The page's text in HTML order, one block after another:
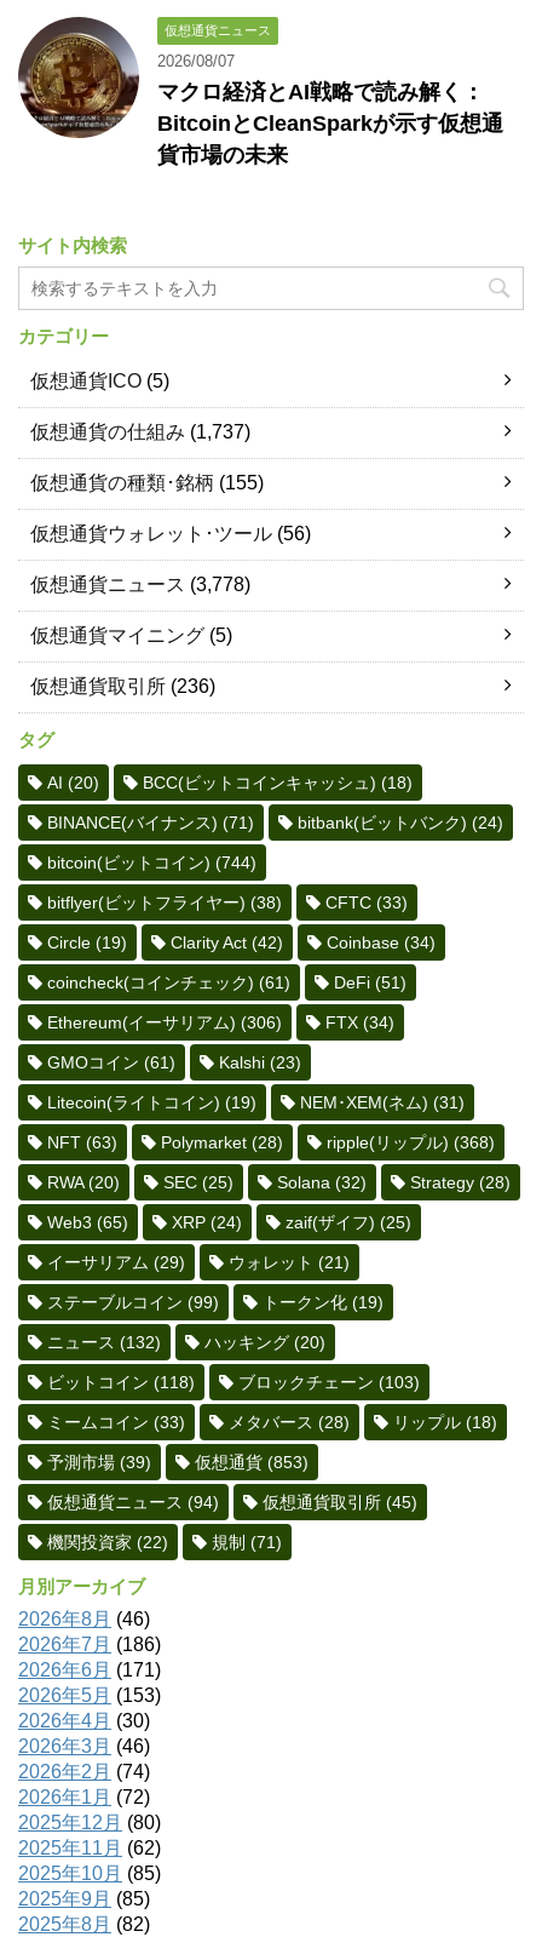
仮想通貨ニュース
2026/08/07
マクロ経済とAI戦略で読み解く：
BitcoinとCleanSparkが示す仮想通
貨市場の未来
サイト内検索
カテゴリー
仮想通貨ICO (5)
仮想通貨の仕組み (1,737)
仮想通貨の種類･銘柄 (155)
仮想通貨ウォレット･ツール (56)
仮想通貨ニュース (3,778)
仮想通貨マイニング (5)
仮想通貨取引所 (236)
タグ
AI (20) BCC(ビットコインキャッシュ) (18)
BINANCE(バイナンス) (71) bitbank(ビットバンク) (24)
bitcoin(ビットコイン) (744)
bitflyer(ビットフライヤー) (38) CFTC (33)
Circle (19) Clarity Act (42) Coinbase (34)
coincheck(コインチェック) (61) DeFi (51)
Ethereum(イーサリアム) (306) FTX (34)
GMOコイン (61) Kalshi (23)
Litecoin(ライトコイン) (19) NEM･XEM(ネム) (31)
NFT (63) Polymarket (28) ripple(リップル) (368)
RWA(20) SEC (25) Solana (32) Strategy (28)
Web3 (65) XRP (24) zaif(ザイフ) (25)
イーサリアム (29) ウォレット (21)
ステーブルコイン (99) トークン化 (19)
ニュース (132) ハッキング (20)
ビットコイン (118) ブロックチェーン (103)
ミームコイン (33) メタバース (28) リップル (18)
予測市場 (39) 仮想通貨 (853)
仮想通貨ニュース (94) 仮想通貨取引所 (45)
機関投資家 (22) 規制 (71)
月別アーカイブ
2026年8月 (46)
2026年7月 (186)
2026年6月 (171)
2026年5月 (153)
2026年4月 (30)
2026年3月 (46)
2026年2月 (74)
2026年1月 (72)
2025年12月 (80)
2025年11月 (62)
2025年10月 (85)
2025年9月 (85)
2025年8月 (82)